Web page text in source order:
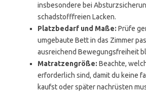
insbesondere bei
schadstofffreien Lacken.
Platzbedarf und Maße: Prüfe
umgebaute Bett in das Zimmer
ausreichend Bewegungsfreiheit
Matratzengröße: Beachte,
erforderlich sind, damit du keine
kaufst oder später nachrüsten